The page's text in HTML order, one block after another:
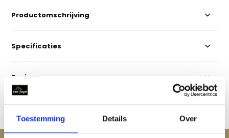
Toestemming Details Over
Productomschrijving
Specificaties
Reviews
Delen